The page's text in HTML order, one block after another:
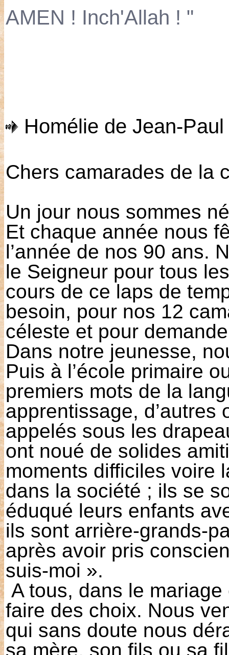
AMEN ! Inch'Allah ! "
Homélie de Jean-Paul
Chers camarades de la
Un jour nous sommes
Et chaque année nous
l’année de nos 90 ans.
le Seigneur pour tous
cours de ce laps de
besoin, pour nos 12
céleste et pour
Dans notre jeunesse,
Puis à l’école primaire
premiers mots de la
apprentissage,
appelés sous les
ont noué de solides
moments difficiles voire
dans la société ; ils se
éduqué leurs enfants
ils sont arrière-grands-
après avoir pris
suis-moi ».
A tous, dans le
faire des choix. Nous
qui sans doute nous
sa mère, son fils ou sa